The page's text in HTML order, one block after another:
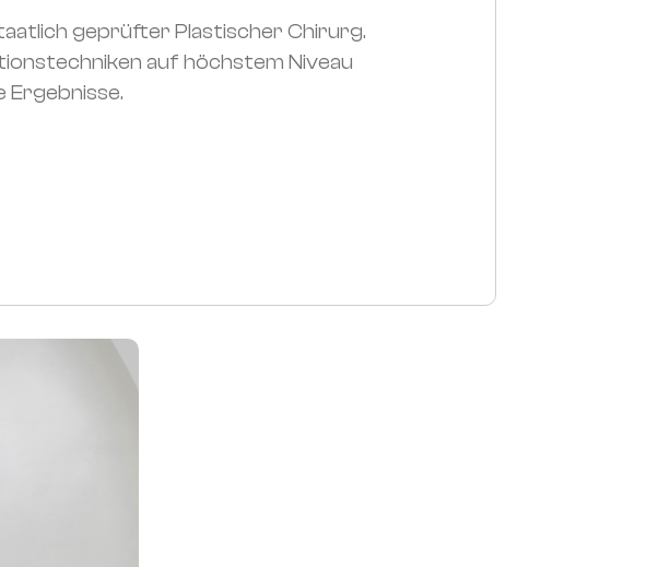
geprüfter Plastischer Chirurg.
auf höchstem Niveau